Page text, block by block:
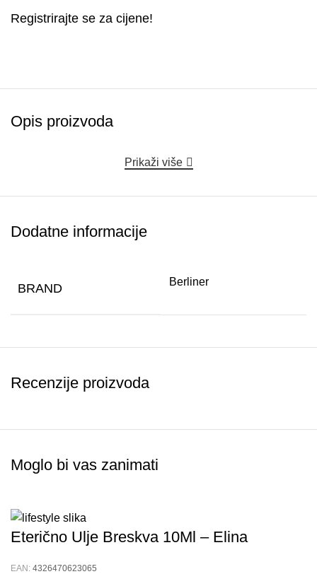
Registrirajte se za cijene!
Opis proizvoda
Prikaži više
Dodatne informacije
BRAND Berliner
Recenzije proizvoda
Moglo bi vas zanimati
Eterično Ulje Breskva 10Ml – Elina
EAN: 4326470623065